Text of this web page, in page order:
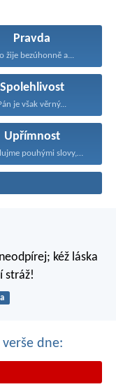
Pravda
žije bezúhonně a...
Spolehlivost
je však věrný...
Upřímnost
Nemilujme pouhými slovy, drazí...
kéž láska
stráž!
dne: